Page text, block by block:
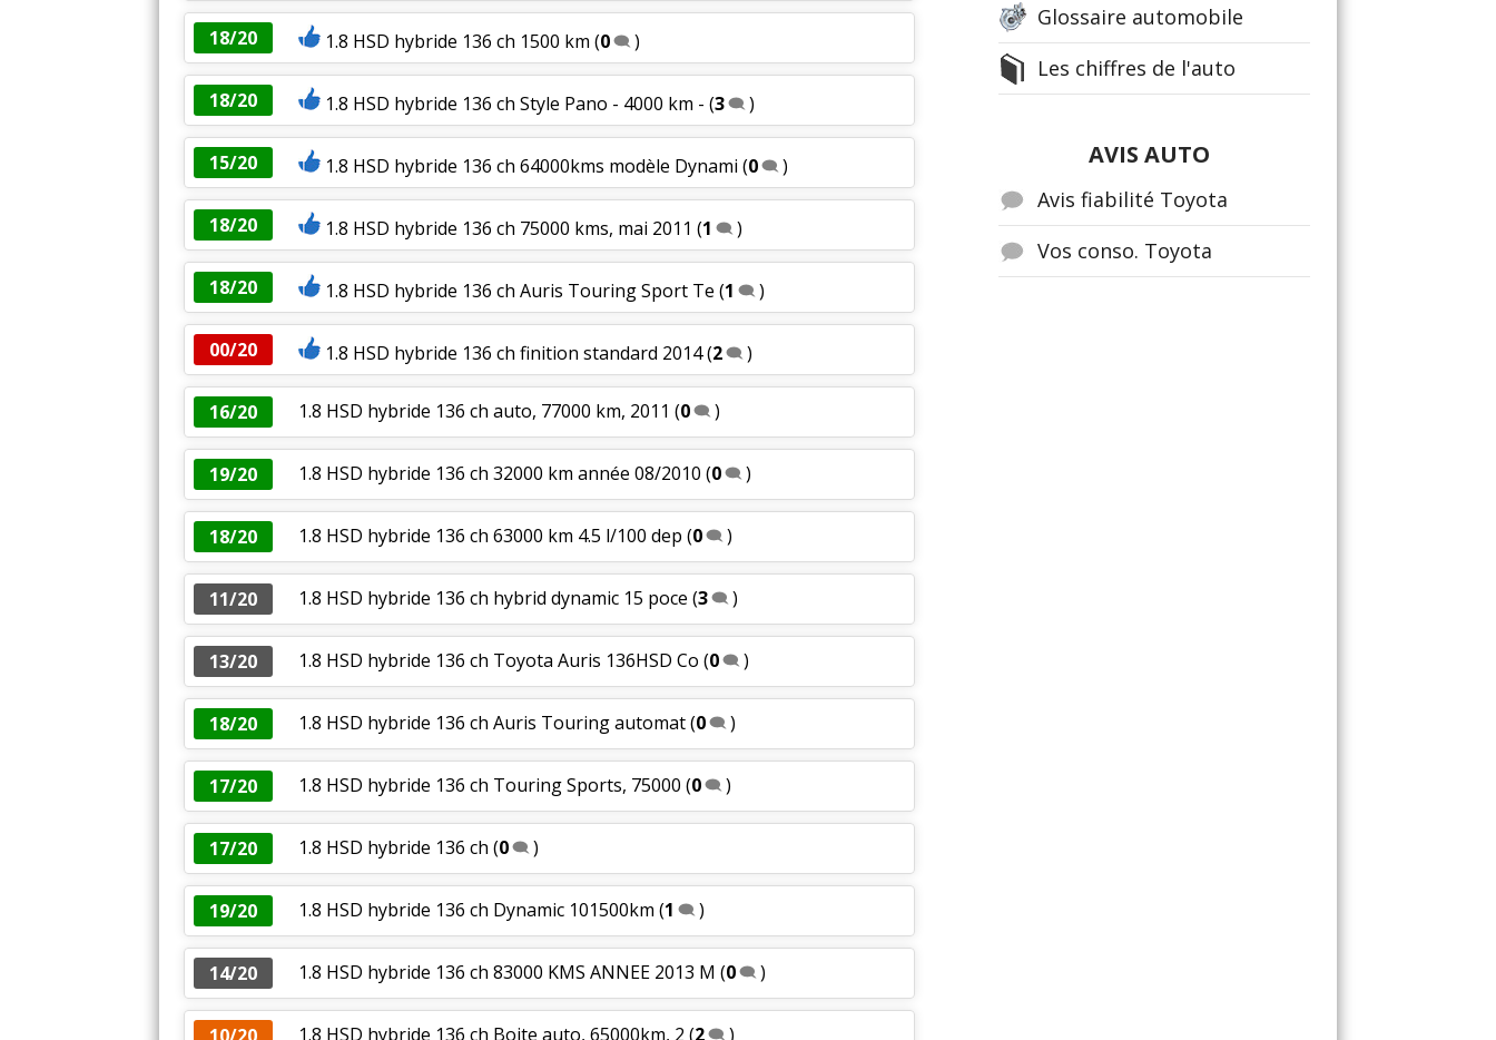
18/20 1.8 HSD hybride 136 ch 1500 km (0 )
18/20 1.8 HSD hybride 136 ch Style Pano - 4000 km - (3 )
15/20 1.8 HSD hybride 136 ch 64000kms modèle Dynami (0 )
18/20 1.8 HSD hybride 136 ch 75000 kms, mai 2011 (1 )
18/20 1.8 HSD hybride 136 ch Auris Touring Sport Te (1 )
00/20 1.8 HSD hybride 136 ch finition standard 2014(2 )
16/20 1.8 HSD hybride 136 ch auto, 77000 km, 2011 (0 )
19/20 1.8 HSD hybride 136 ch 32000 km année 08/2010 (0 )
18/20 1.8 HSD hybride 136 ch 63000 km 4.5 l/100 dep (0 )
11/20 1.8 HSD hybride 136 ch hybrid dynamic 15 poce (3 )
13/20 1.8 HSD hybride 136 ch Toyota Auris 136HSD Co (0 )
18/20 1.8 HSD hybride 136 ch Auris Touring automat(0 )
17/20 1.8 HSD hybride 136 ch Touring Sports, 75000 (0 )
17/20 1.8 HSD hybride 136 ch (0 )
19/20 1.8 HSD hybride 136 ch Dynamic 101500km (1 )
14/20 1.8 HSD hybride 136 ch 83000 KMS ANNEE 2013 M (0 )
1.8 HSD hybride 136 ch Boite auto, 65000km, 2 (2 )
Glossaire automobile
Les chiffres de l'auto
AVIS AUTO
Avis fiabilité Toyota
Vos conso. Toyota